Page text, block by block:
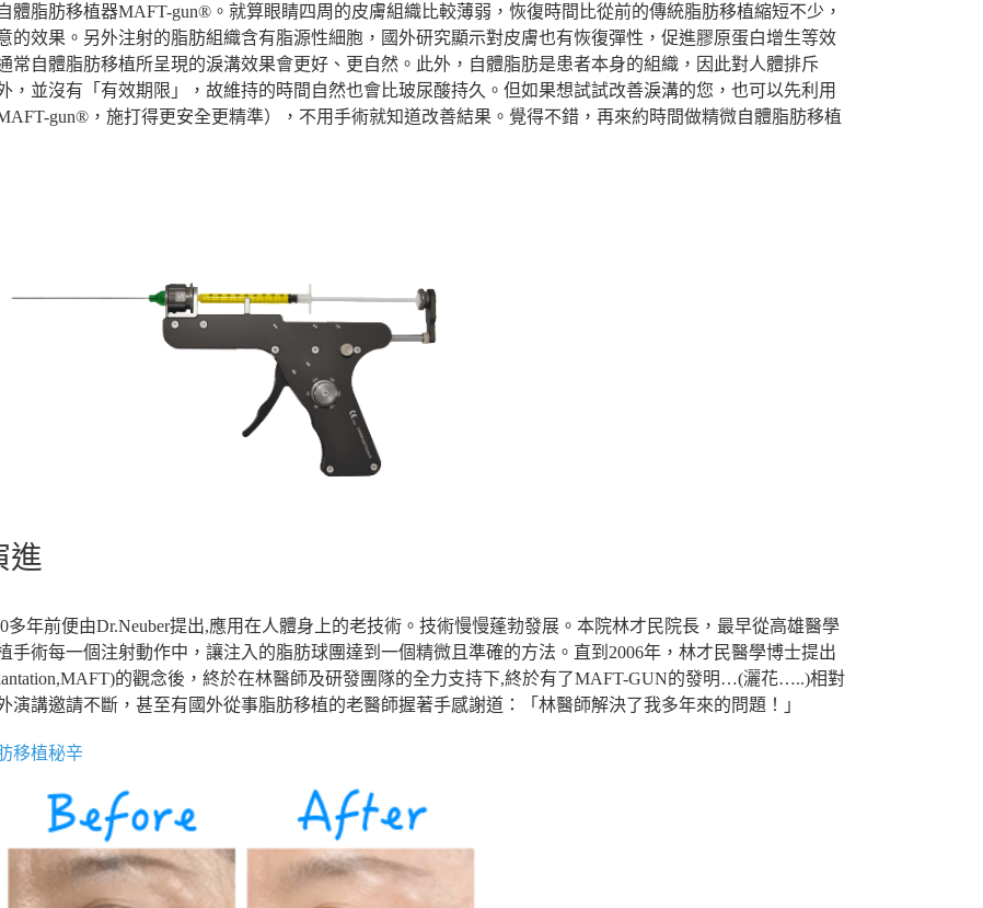
脂肪移植器MAFT-gun®。就算眼睛四周的皮膚組織比較薄弱，恢復時間比從前的傳統脂肪移植縮短不少，
的效果。另外注射的脂肪組織含有脂源性細胞，國外研究顯示對皮膚也有恢復彈性，促進膠原蛋白增生等效
常自體脂肪移植所呈現的淚溝效果會更好、更自然。此外，自體脂肪是患者本身的組織，因此對人體排斥
，並沒有「有效期限」，故維持的時間自然也會比玻尿酸持久。但如果想試試改善淚溝的您，也可以先利用
gun®，施打得更安全更精準），不用手術就知道改善結果。覺得不錯，再來約時間做精微自體脂肪移植
進
年前便由Dr.Neuber提出,應用在人體身上的老技術。技術慢慢蓬勃發展。本院林才民院長，最早從高雄醫學
手術每一個注射動作中，讓注入的脂肪球團達到一個精微且準確的方法。直到2006年，林才民醫學博士提出
的觀念後，終於在林醫師及研發團隊的全力支持下,終於有了MAFT-GUN的發明…(灑花…..)相對
講邀請不斷，甚至有國外從事脂肪移植的老醫師握著手感謝道：「林醫師解決了我多年來的問題！」
移植秘辛